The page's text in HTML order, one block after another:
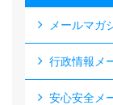
メールマガ
行政情報メ
安心安全メ